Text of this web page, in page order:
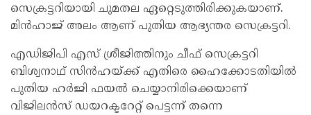
സെക്രട്ടറിയായി ചുമതല ഏറ്റെടുത്തിരിക്കുകയാണ്.
മിൻഹാജ് അലം ആണ് പുതിയ ആഭ്യന്തര സെക്രട്ടറി.
എഡിജിപി എസ് ശ്രീജിത്തിനും ചീഫ് സെക്രട്ടറി
ബിശ്വനാഥ് സിൻഹയ്ക്ക് എതിരെ ഹൈക്കോടതിയിൽ
പുതിയ ഹർജി ഫയൽ ചെയ്യാനിരിക്കെയാണ്
വിജിലൻസ് ഡയറക്ടറേറ്റ് പെട്ടന്ന് തന്നെ